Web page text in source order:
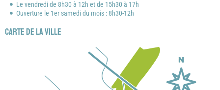
Le vendredi de 8h30 à 12h et de 15h30 à 17h
Ouverture le 1er samedi du mois : 8h30-12h
Carte de la ville